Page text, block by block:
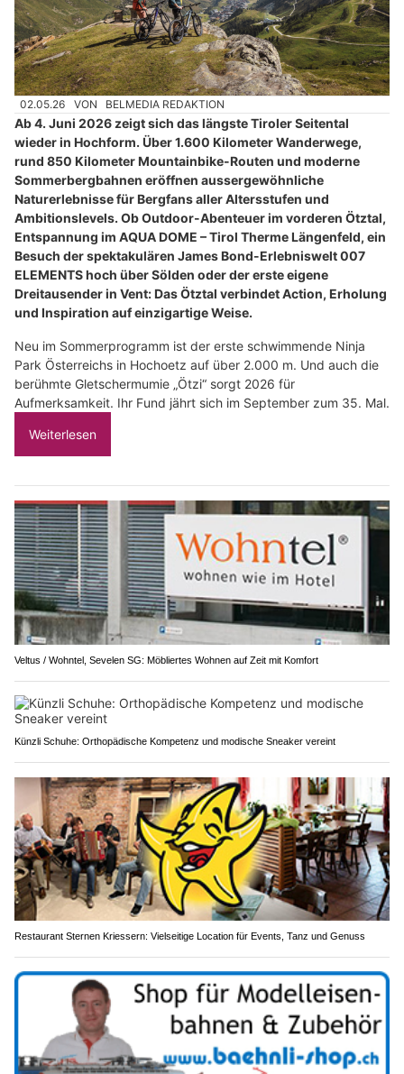
02.05.26 VON BELMEDIA REDAKTION
Ab 4. Juni 2026 zeigt sich das längste Tiroler Seitental
wieder in Hochform. Über 1.600 Kilometer Wanderwege,
rund 850 Kilometer Mountainbike-Routen und moderne
Sommerbergbahnen eröffnen aussergewöhnliche
Naturerlebnisse für Bergfans aller Altersstufen und
Ambitionslevels. Ob Outdoor-Abenteuer im vorderen Ötztal,
Entspannung im AQUA DOME – Tirol Therme Längenfeld, ein
Besuch der spektakulären James Bond-Erlebniswelt 007
ELEMENTS hoch über Sölden oder der erste eigene
Dreitausender in Vent: Das Ötztal verbindet Action, Erholung
und Inspiration auf einzigartige Weise.
Neu im Sommerprogramm ist der erste schwimmende Ninja
Park Österreichs in Hochoetz auf über 2.000 m. Und auch die
berühmte Gletschermumie „Ötzi“ sorgt 2026 für
Aufmerksamkeit. Ihr Fund jährt sich im September zum 35. Mal.
Weiterlesen
Veltus / Wohntel, Sevelen SG: Möbliertes Wohnen auf Zeit mit Komfort
Künzli Schuhe: Orthopädische Kompetenz und modische Sneaker vereint
Restaurant Sternen Kriessern: Vielseitige Location für Events, Tanz und Genuss